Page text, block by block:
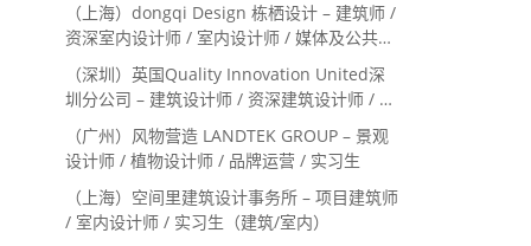
（上海）dongqi Design 栋栖设计 – 建筑师 /
资深室内设计师 / 室内设计师 / 媒体及公共关
系主管 / 设计实习生（常年招聘）
（深圳）英国Quality Innovation United深
圳分公司 – 建筑设计师 / 资深建筑设计师 / 室
内设计师 / 设计实习生
（广州）风物营造 LANDTEK GROUP – 景观
设计师 / 植物设计师 / 品牌运营 / 实习生
（上海）空间里建筑设计事务所 – 项目建筑师
/ 室内设计师 / 实习生（建筑/室内）